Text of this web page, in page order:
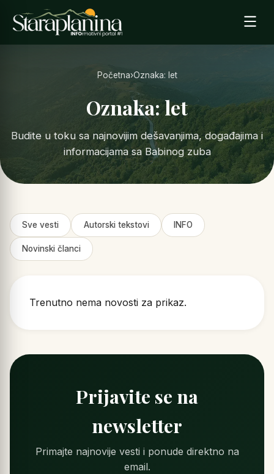
Početna›Oznaka: let
Oznaka: let
Budite u toku sa najnovijim dešavanjima, događajima i
informacijama sa Babinog zuba
Sve vesti Autorski tekstovi INFO
Novinski članci
Trenutno nema novosti za prikaz.
Prijavite se na
newsletter
Primajte najnovije vesti i ponude direktno na
email.